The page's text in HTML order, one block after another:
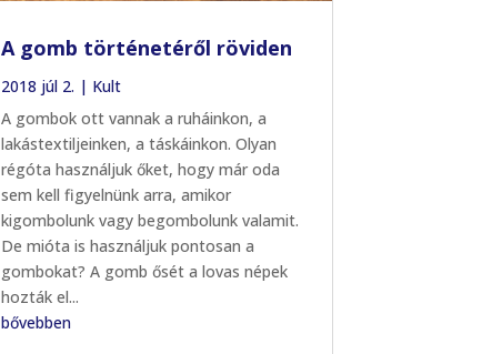
A gomb történetéről röviden
2018 júl 2. | Kult
A gombok ott vannak a ruháinkon, a
lakástextiljeinken, a táskáinkon. Olyan
régóta használjuk őket, hogy már oda
sem kell figyelnünk arra, amikor
kigombolunk vagy begombolunk valamit.
De mióta is használjuk pontosan a
gombokat? A gomb ősét a lovas népek
hozták el...
bővebben